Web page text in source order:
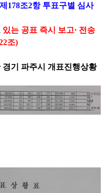
178조2항 투표구별 심사
있는 공표 즉시 보고· 전송
조)
기 파주시 개표진행상황